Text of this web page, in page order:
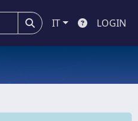
IT LOGIN